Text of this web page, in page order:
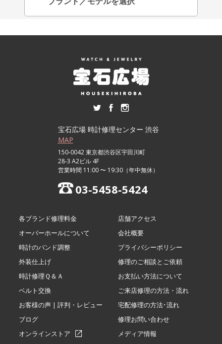
宝石広場 時計修理センター 渋谷
MAP
150-0042 東京都渋谷区宇田川町
28-3 A2ビル 4F
営業時間 11:00 〜 19:30（年中無休）
03-5458-5424
各ブランド修理料金
オーバーホールについて
時計のバンド調整
外装仕上げ
時計修理Ｑ＆Ａ
ベルト交換
お客様の声 | 評判・レビュー
ブログ
オンラインストア
店舗アクセス
会社概要
プライバシーポリシー
修理のご相談とご依頼
お支払い方法について
ご来店修理の方法・流れ
宅配修理の方法･流れ
修理お問い合わせ
メディア情報